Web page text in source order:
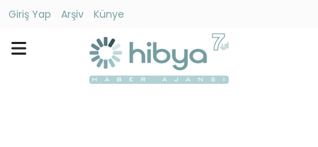
Giriş Yap Arşiv
Künye